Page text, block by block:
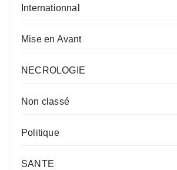
Internationnal
Mise en Avant
NECROLOGIE
Non classé
Politique
SANTE